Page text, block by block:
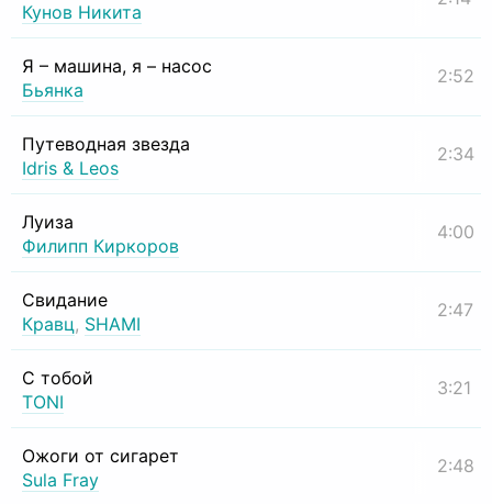
Кунов Никита
Я – машина, я – насос
Бьянка
2:52
Путеводная звезда
Idris & Leos
2:34
Луиза
Филипп Киркоров
4:00
Свидание
Кравц, SHAMI
2:47
С тобой
TONI
3:21
Ожоги от сигарет
Sula Fray
2:48